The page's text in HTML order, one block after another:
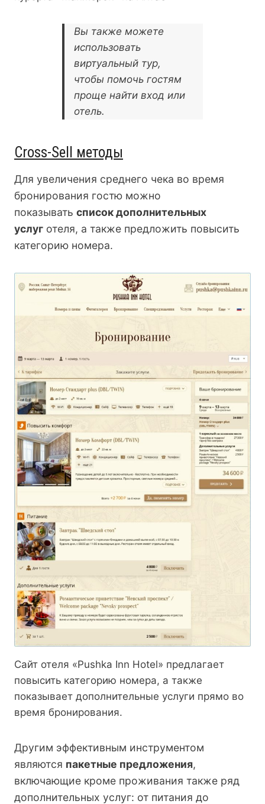
Вы также можете
использовать
виртуальный тур,
чтобы помочь гостям
проще найти вход или
отель.
Cross-Sell методы
Для увеличения среднего чека во время
бронирования гостю можно
показывать список дополнительных
услуг отеля, а также предложить повысить
категорию номера.
Сайт отеля «Pushka Inn Hotel» предлагает
повысить категорию номера, а также
показывает дополнительные услуги прямо во
время бронирования.
Другим эффективным инструментом
являются пакетные предложения,
включающие кроме проживания также ряд
дополнительных услуг: от питания до